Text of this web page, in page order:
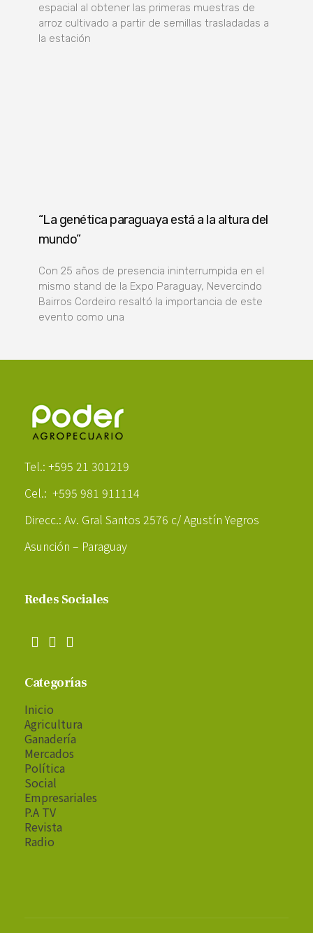
espacial al obtener las primeras muestras de
arroz cultivado a partir de semillas trasladadas a
la estación
“La genética paraguaya está a la altura del
mundo”
Con 25 años de presencia ininterrumpida en el
mismo stand de la Expo Paraguay, Nevercindo
Bairros Cordeiro resaltó la importancia de este
evento como una
Tel.: +595 21 301219
Cel.: +595 981 911114
Direcc.: Av. Gral Santos 2576 c/ Agustín Yegros
Asunción – Paraguay
Redes Sociales
Categorías
Inicio
Agricultura
Ganadería
Mercados
Política
Social
Empresariales
P.A TV
Revista
Radio